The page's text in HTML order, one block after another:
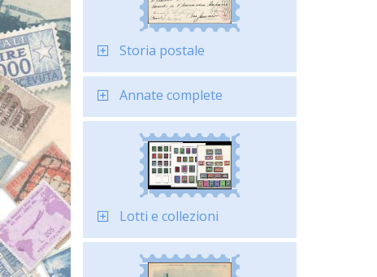
Storia postale
Annate complete
Lotti e collezioni